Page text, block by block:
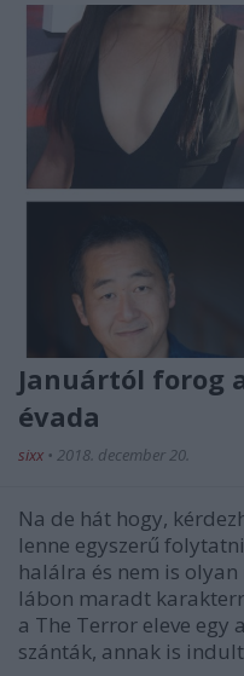
Januártól forog
évada
sixx • 2018. december 20.
Na de hát hogy,
lenne egyszerű
halálra és nem is
lábon maradt
a The Terror eleve egy
szánták, annak is